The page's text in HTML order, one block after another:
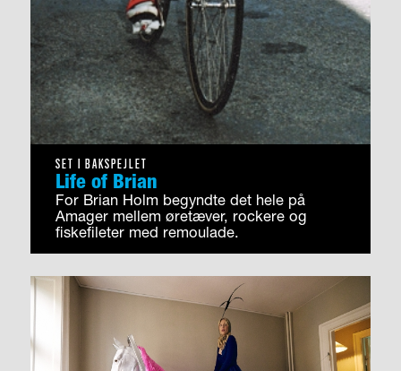
SET I BAKSPEJLET
Life of Brian
For Brian Holm begyndte det hele på
Amager mellem øretæver, rockere og
fiskefileter med remoulade.